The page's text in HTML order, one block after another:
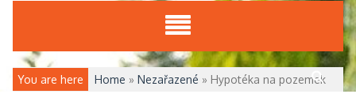
Vyhledávání
You are here Home » Nezařazené » Hypotéka na pozemek